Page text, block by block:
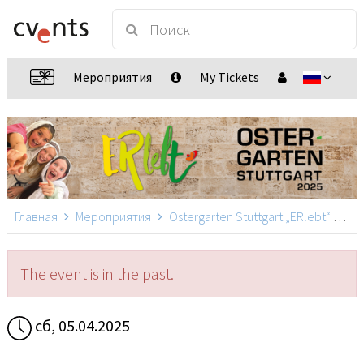
Мероприятия My Tickets
Главная Мероприятия Ostergarten Stuttgart „ERlebt“
The event is in the past.
сб, 05.04.2025